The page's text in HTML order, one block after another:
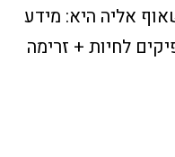
אליה היא: מידע
לחיות + זרימה